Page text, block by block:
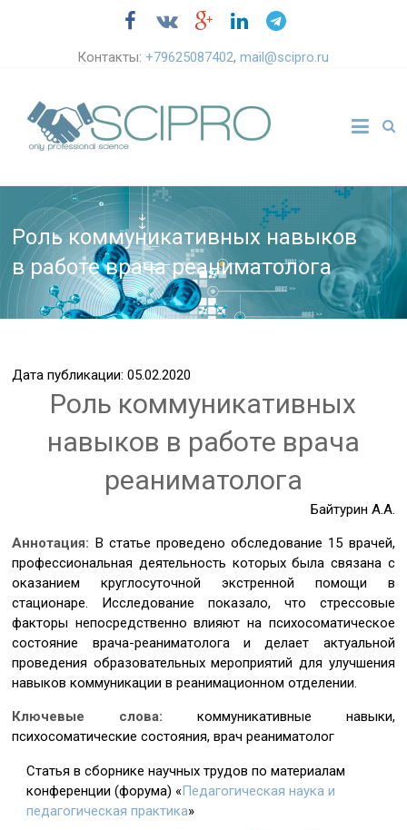
Контакты:+79625087402,mail@scipro.ru
Роль коммуникативных навыков
в работе врача реаниматолога
Дата публикации: 05.02.2020
Роль коммуникативных
навыков в работе врача
реаниматолога
Байтурин А.А.
Аннотация: В статье проведено обследование 15 врачей,
профессиональная деятельность которых была связана с
оказанием круглосуточной экстренной помощи в
стационаре. Исследование показало, что стрессовые
факторы непосредственно влияют на психосоматическое
состояние врача-реаниматолога и делает актуальной
проведения образовательных мероприятий для улучшения
навыков коммуникации в реанимационном отделении.
Ключевые слова: коммуникативные навыки,
психосоматические состояния, врач реаниматолог
Статья в сборнике научных трудов по материалам
конференции (форума) «Педагогическая наука и
педагогическая практика»